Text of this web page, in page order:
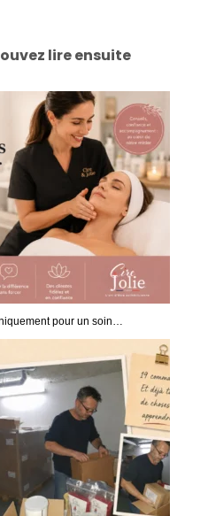
lire ensuite
pour un soin…